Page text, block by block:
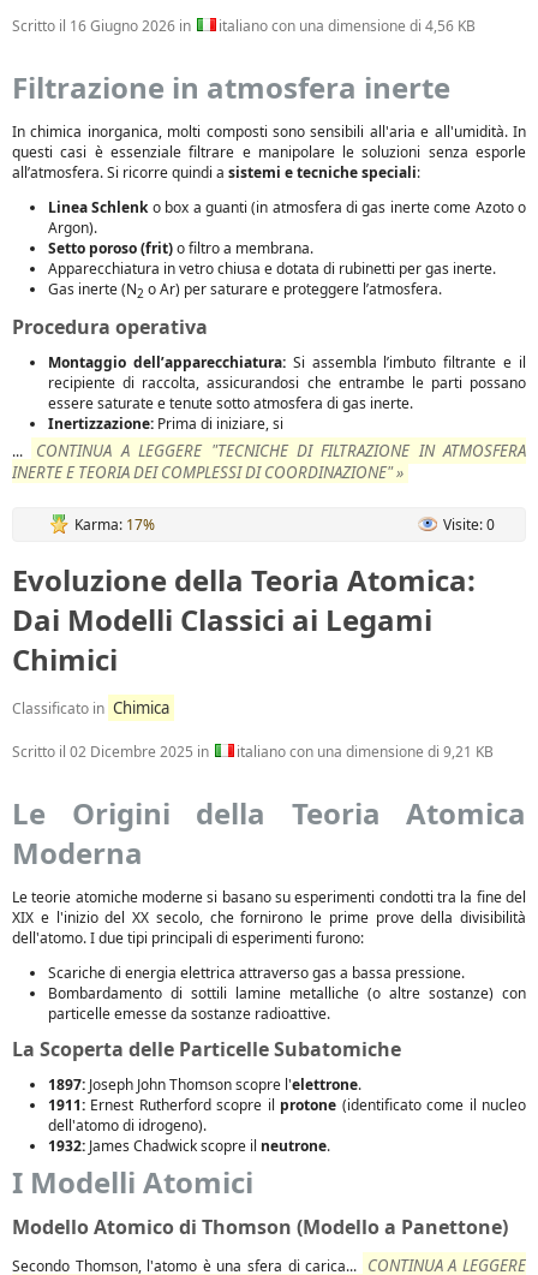
Scritto il 16 Giugno 2026 in italiano con una dimensione di 4,56 KB
Filtrazione in atmosfera inerte
In chimica inorganica, molti composti sono sensibili all'aria e all'umidità. In
questi casi è essenziale filtrare e manipolare le soluzioni senza esporle
all’atmosfera. Si ricorre quindi a sistemi e tecniche speciali:
Linea Schlenko box a guanti (in atmosfera di gas inerte come Azoto o
Argon).
Setto poroso (frit)o filtro a membrana.
Apparecchiatura in vetro chiusa e dotata di rubinetti per gas inerte.
Gas inerte (N2 o Ar) per saturare e proteggere l’atmosfera.
Procedura operativa
Montaggio dell’apparecchiatura:Si assembla l’imbuto filtrante e il
recipiente di raccolta, assicurandosi che entrambe le parti possano
essere saturate e tenute sotto atmosfera di gas inerte.
Inertizzazione: Prima di iniziare, si
...
CONTINUA A LEGGERE "TECNICHE DI FILTRAZIONE IN ATMOSFERA
INERTE E TEORIA DEI COMPLESSI DI COORDINAZIONE" »
Karma: 17% Visite: 0
Evoluzione della Teoria Atomica:
Dai Modelli Classici ai Legami
Chimici
Classificato in Chimica
Scritto il 02 Dicembre 2025 in italiano con una dimensione di 9,21 KB
Le Origini della Teoria Atomica
Moderna
Le teorie atomiche moderne si basano su esperimenti condotti tra la fine del
XIX e l'inizio del XX secolo, che fornirono le prime prove della divisibilità
dell'atomo. I due tipi principali di esperimenti furono:
Scariche di energia elettrica attraverso gas a bassa pressione.
Bombardamento di sottili lamine metalliche (o altre sostanze) con
particelle emesse da sostanze radioattive.
La Scoperta delle Particelle Subatomiche
1897: Joseph John Thomson scopre l'elettrone.
1911: Ernest Rutherford scopre il protone (identificato come il nucleo
dell'atomo di idrogeno).
1932: James Chadwick scopre il neutrone.
I Modelli Atomici
Modello Atomico di Thomson (Modello a Panettone)
Secondo Thomson, l'atomo è una sfera di carica... CONTINUA A LEGGERE